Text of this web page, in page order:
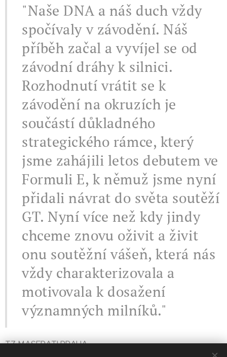
"Naše DNA a náš duch vždy
spočívaly v závodění. Náš
příběh začal a vyvíjel se od
závodní dráhy k silnici.
Rozhodnutí vrátit se k
závodění na okruzích je
součástí důkladného
strategického rámce, který
jsme zahájili letos debutem ve
Formuli E, k němuž jsme nyní
přidali návrat do světa soutěží
GT. Nyní více než kdy jindy
chceme znovu oživit a živit
onu soutěžní vášeň, která nás
vždy charakterizovala a
motivovala k dosažení
významných milníků."
TZ MASERATI PRAHA